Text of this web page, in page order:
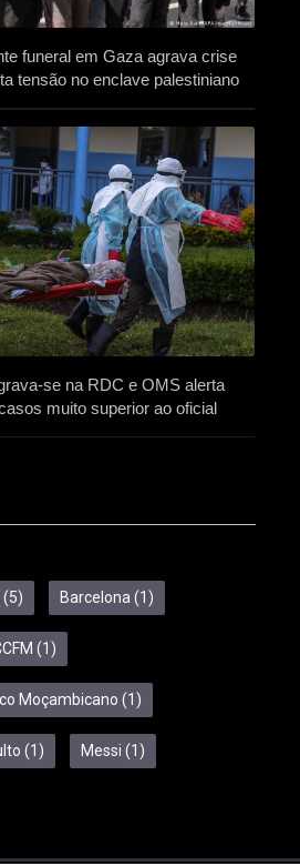
funeral em Gaza agrava crise
tensão no enclave palestiniano
se na RDC e OMS alerta
muito superior ao oficial
(5) Barcelona (1)
(1)
Moçambicano (1)
(1) Messi (1)